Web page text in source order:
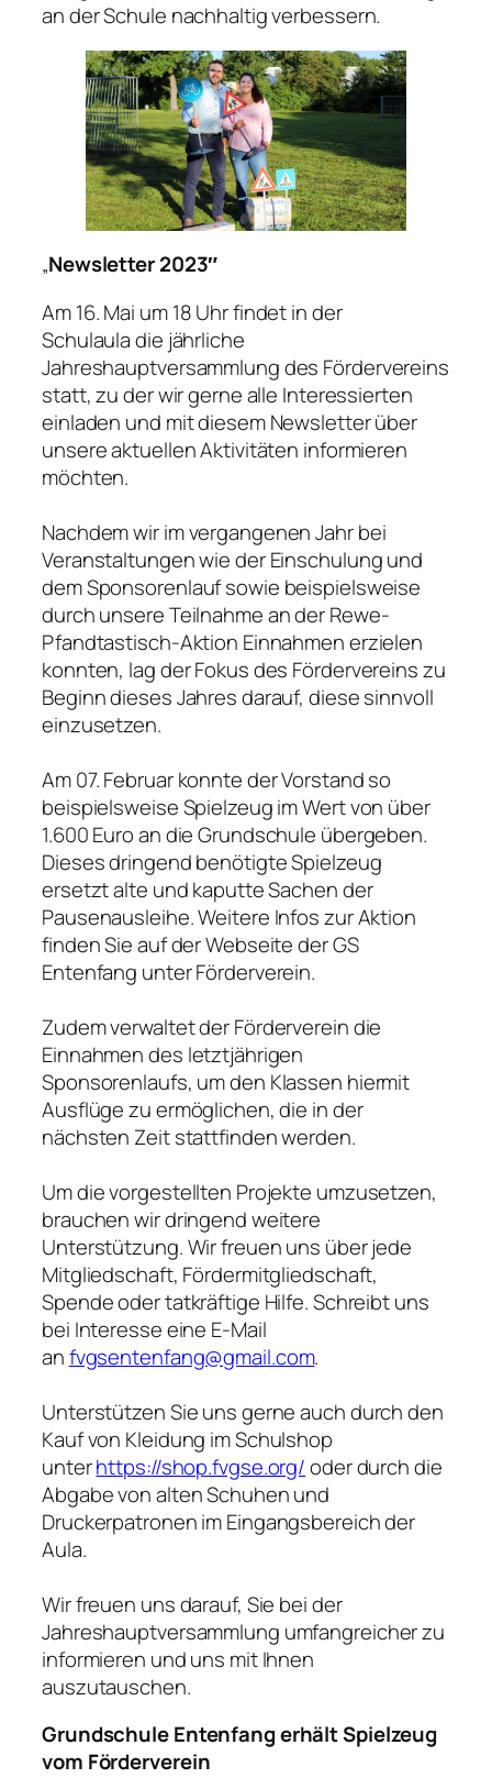
an der Schule nachhaltig verbessern.
„Newsletter 2023″
Am 16. Mai um 18 Uhr findet in der
Schulaula die jährliche
Jahreshauptversammlung des Fördervereins
statt, zu der wir gerne alle Interessierten
einladen und mit diesem Newsletter über
unsere aktuellen Aktivitäten informieren
möchten.
Nachdem wir im vergangenen Jahr bei
Veranstaltungen wie der Einschulung und
dem Sponsorenlauf sowie beispielsweise
durch unsere Teilnahme an der Rewe-
Pfandtastisch-Aktion Einnahmen erzielen
konnten, lag der Fokus des Fördervereins zu
Beginn dieses Jahres darauf, diese sinnvoll
einzusetzen.
Am 07. Februar konnte der Vorstand so
beispielsweise Spielzeug im Wert von über
1.600 Euro an die Grundschule übergeben.
Dieses dringend benötigte Spielzeug
ersetzt alte und kaputte Sachen der
Pausenausleihe. Weitere Infos zur Aktion
finden Sie auf der Webseite der GS
Entenfang unter Förderverein.
Zudem verwaltet der Förderverein die
Einnahmen des letztjährigen
Sponsorenlaufs, um den Klassen hiermit
Ausflüge zu ermöglichen, die in der
nächsten Zeit stattfinden werden.
Um die vorgestellten Projekte umzusetzen,
brauchen wir dringend weitere
Unterstützung. Wir freuen uns über jede
Mitgliedschaft, Fördermitgliedschaft,
Spende oder tatkräftige Hilfe. Schreibt uns
bei Interesse eine E-Mail
anfvgsentenfang@gmail.com.
Unterstützen Sie uns gerne auch durch den
Kauf von Kleidung im Schulshop
unterhttps://shop.fvgse.org/oder durch die
Abgabe von alten Schuhen und
Druckerpatronen im Eingangsbereich der
Aula.
Wir freuen uns darauf, Sie bei der
Jahreshauptversammlung umfangreicher zu
informieren und uns mit Ihnen
auszutauschen.
Grundschule Entenfang erhält Spielzeug
vom Förderverein